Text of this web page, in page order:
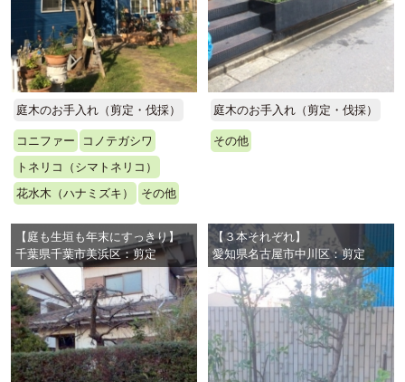
庭木のお手入れ（剪定・伐採）
コニファー
コノテガシワ
トネリコ（シマトネリコ）
花水木（ハナミズキ）
その他
庭木のお手入れ（剪定・伐採）
その他
【庭も生垣も年末にすっきり】
千葉県千葉市美浜区：剪定
【３本それぞれ】
愛知県名古屋市中川区：剪定